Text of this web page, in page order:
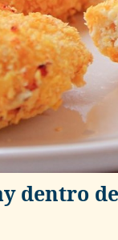
dentro